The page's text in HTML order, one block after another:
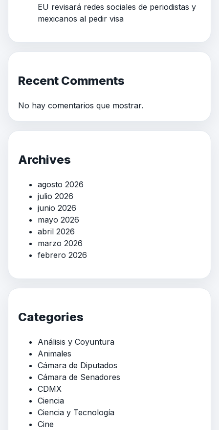
EU revisará redes sociales de periodistas y
mexicanos al pedir visa
Recent Comments
No hay comentarios que mostrar.
Archives
agosto 2026
julio 2026
junio 2026
mayo 2026
abril 2026
marzo 2026
febrero 2026
Categories
Análisis y Coyuntura
Animales
Cámara de Diputados
Cámara de Senadores
CDMX
Ciencia
Ciencia y Tecnología
Cine